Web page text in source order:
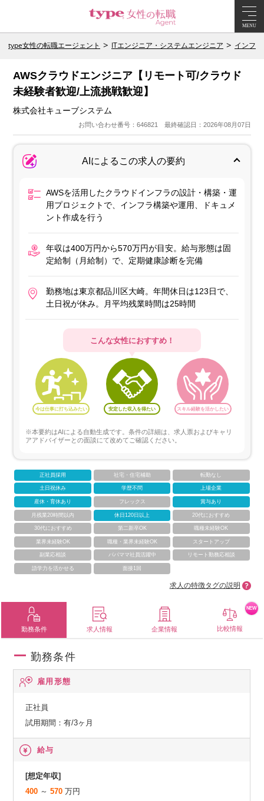
MENU
type女性の転職エージェント ITエンジニア・システムエンジニア インフ
AWSクラウドエンジニア【リモート可/クラウド
未経験者歓迎/上流挑戦歓迎】
株式会社キューブシステム
お問い合わせ番号：646821 最終確認日：2026年08月07日
AIによるこの求人の要約
AWSを活用したクラウドインフラの設計・構築・運
用プロジェクトで、インフラ構築や運用、ドキュメ
ント作成を行う
年収は400万円から570万円が目安。給与形態は固
定給制（月給制）で、定期健康診断を完備
勤務地は東京都品川区大崎。年間休日は123日で、
土日祝が休み。月平均残業時間は25時間
こんな女性におすすめ！
今は仕事に打ち込みたい 安定した収入を得たい スキル経験を活かしたい
※本要約はAIによる自動生成です。条件の詳細は、求人票およびキャリ
アアドバイザーとの面談にて改めてご確認ください。
正社員採用 社宅・住宅補助 転勤なし
土日祝休み 学歴不問 上場企業
産休・育休あり フレックス 賞与あり
月残業20時間以内 休日120日以上 20代におすすめ
30代におすすめ 第二新卒OK 職種未経験OK
業界未経験OK 職種・業界未経験OK スタートアップ
副業応相談 パパママ社員活躍中 リモート勤務応相談
語学力を活かせる 面接1回
求人の特徴タグの説明
勤務条件 求人情報 企業情報 比較情報
NEW
勤務条件
雇用形態
正社員
試用期間：有/3ヶ月
給与
[想定年収]
400 ～570 万円